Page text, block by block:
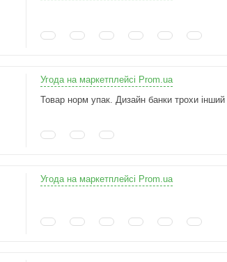
Угода на маркетплейсі Prom.ua
Товар норм упак. Дизайн банки трохи
Угода на маркетплейсі Prom.ua